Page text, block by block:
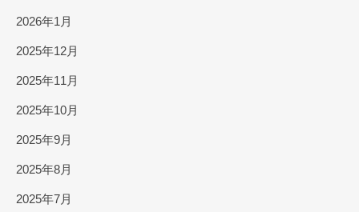
2026年1月
2025年12月
2025年11月
2025年10月
2025年9月
2025年8月
2025年7月